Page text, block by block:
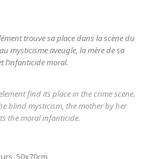
trouve sa place dans la scène du
mysticisme aveugle, la mère de sa
l’infanticide moral.
find its place in the crime scene.
blind mysticism, the mother by her
the moral infanticide.
50x70cm,